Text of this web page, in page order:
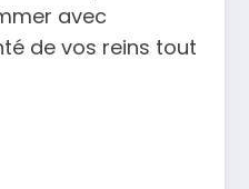
avec
de vos reins tout